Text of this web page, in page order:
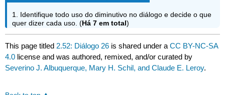
1. Identifique todo uso do diminutivo no diálogo e decide o que
quer dizer cada uso. (Há 7 em total)
This page titled 2.52: Diálogo 26 is shared under aCC BY-NC-SA
4.0 license and was authored, remixed, and/or curated by
Severino J. Albuquerque, Mary H. Schil, and Claude E. Leroy.